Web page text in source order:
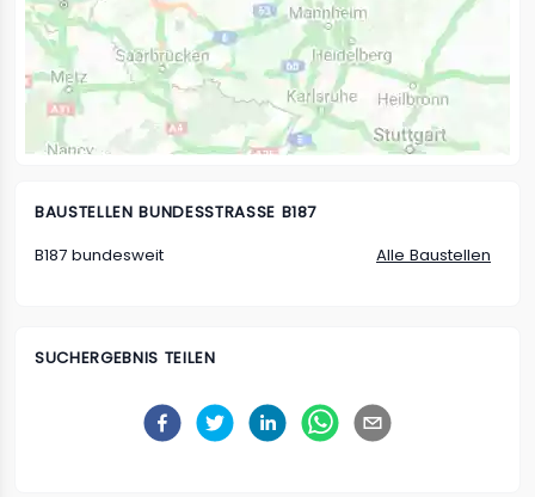
BAUSTELLENBUNDESSTRASSE B187
B187 bundesweit
Alle Baustellen
SUCHERGEBNIS TEILEN